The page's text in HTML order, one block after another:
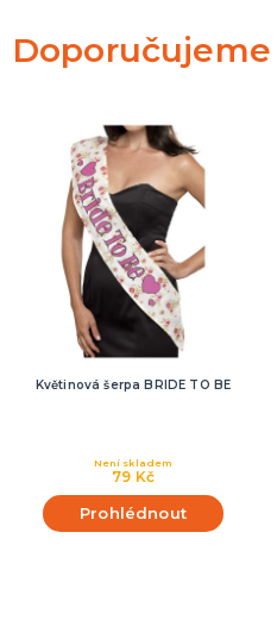
Květinová šerpa BRIDE TO BE
79 Kč
Není skladem
Prohlédnout